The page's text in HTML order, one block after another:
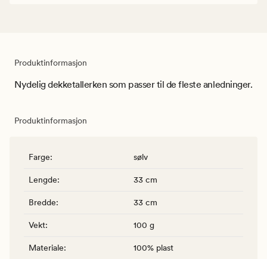
Produktinformasjon
Nydelig dekketallerken som passer til de fleste anledninger.
Produktinformasjon
Farge: sølv
Lengde: 33 cm
Bredde: 33 cm
Vekt: 100 g
Materiale: 100% plast